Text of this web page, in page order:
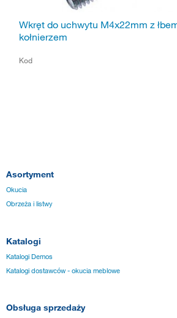
Wkręt do uchwytu M4x22mm z
kołnierzem
Kod
Asortyment
Okucia
Obrzeża i listwy
Katalogi
Katalogi Demos
Katalogi dostawców - okucia meblowe
Obsługa sprzedaży